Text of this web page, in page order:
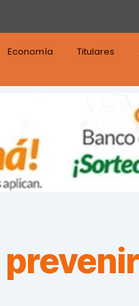
Economía Titulares